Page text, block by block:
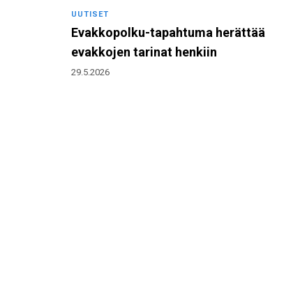
UUTISET
Evakkopolku-tapahtuma herättää
evakkojen tarinat henkiin
29.5.2026